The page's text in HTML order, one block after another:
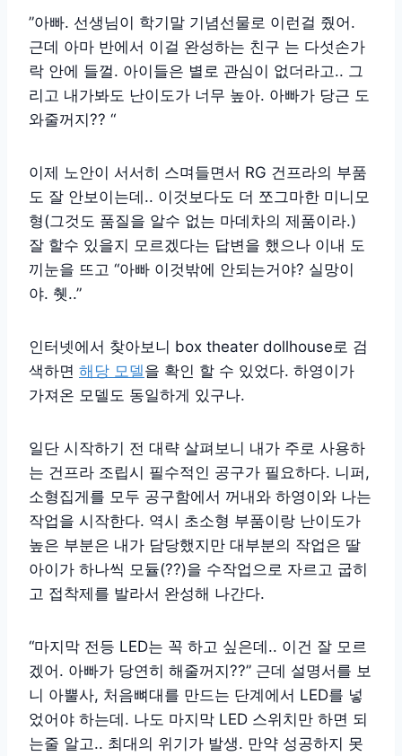
​”아빠. 선생님이 학기말 기념선물로 이런걸 줬어.
근데 아마 반에서 이걸 완성하는 친구 는 다섯손가
락 안에 들껄. 아이들은 별로 관심이 없더라고.. 그
리고 내가봐도 난이도가 너무 높아. 아빠가 당근 도
와줄꺼지?? “
이제 노안이 서서히 스며들면서 RG 건프라의 부품
도 잘 안보이는데.. 이것보다도 더 쪼그마한 미니모
형(그것도 품질을 알수 없는 마데차의 제품이라.)
잘 할수 있을지 모르겠다는 답변을 했으나 이내 도
끼눈을 뜨고 “아빠 이것밖에 안되는거야? 실망이
야. 췟..”
​인터넷에서 찾아보니 box theater dollhouse로 검
색하면 해당 모델을 확인 할 수 있었다. 하영이가
가져온 모델도 동일하게 있구나.
일단 시작하기 전 대략 살펴보니 내가 주로 사용하
는 건프라 조립시 필수적인 공구가 필요하다. 니퍼,
소형집게를 모두 공구함에서 꺼내와 하영이와 나는
작업을 시작한다. 역시 초소형 부품이랑 난이도가
높은 부분은 내가 담당했지만 대부분의 작업은 딸
아이가 하나씩 모듈(??)을 수작업으로 자르고 굽히
고 접착제를 발라서 완성해 나간다.
“마지막 전등 LED는 꼭 하고 싶은데.. 이건 잘 모르
겠어. 아빠가 당연히 해줄꺼지??” 근데 설명서를 보
니 아뿔사, 처음뼈대를 만드는 단계에서 LED를 넣
었어야 하는데. 나도 마지막 LED 스위치만 하면 되
는줄 알고.. 최대의 위기가 발생. 만약 성공하지 못